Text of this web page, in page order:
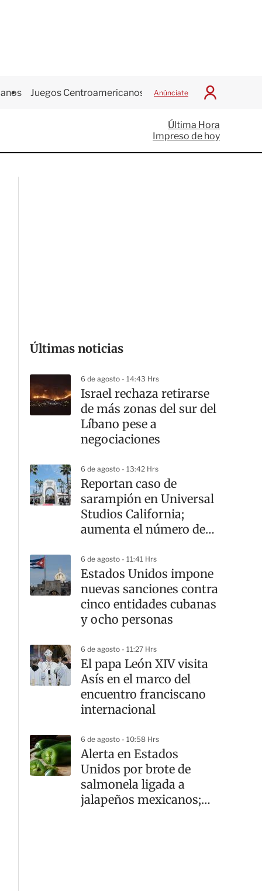
Juegos Centroamericanos Anúnciate
I
c
i
a
Última Hora
Impreso de hoy
Últimas noticias
6 de agosto - 14:43 Hrs
Israel rechaza retirarse
de más zonas del sur del
Líbano pese a
negociaciones
6 de agosto - 13:42 Hrs
Reportan caso de
sarampión en Universal
Studios California;
aumenta el número de
6 de agosto - 11:41 Hrs
Estados Unidos impone
nuevas sanciones contra
cinco entidades cubanas
y ocho personas
6 de agosto - 11:27 Hrs
El papa León XIV visita
Asís en el marco del
encuentro franciscano
internacional
6 de agosto - 10:58 Hrs
Alerta en Estados
Unidos por brote de
salmonela ligada a
jalapeños mexicanos;